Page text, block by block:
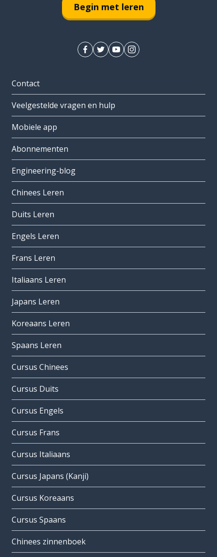
Begin met leren
Contact
Veelgestelde vragen en hulp
Mobiele app
Abonnementen
Engineering-blog
Chinees Leren
Duits Leren
Engels Leren
Frans Leren
Italiaans Leren
Japans Leren
Koreaans Leren
Spaans Leren
Cursus Chinees
Cursus Duits
Cursus Engels
Cursus Frans
Cursus Italiaans
Cursus Japans (Kanji)
Cursus Koreaans
Cursus Spaans
Chinees zinnenboek